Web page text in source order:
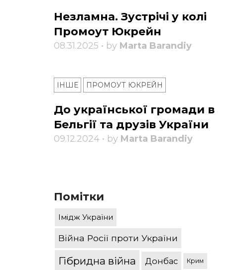
Незламна. Зустрічі у колі
Промоут Юкрейн
08.31.2025 • by Marta Barandiy
ІНШЕ ПРОМОУТ ЮКРЕЙН
До української громади в
Бельгії та друзів України
09.12.2024 • by Marta Barandiy
Помітки
Імідж України
Війна Росії проти України
Гібридна війна Донбас Крим